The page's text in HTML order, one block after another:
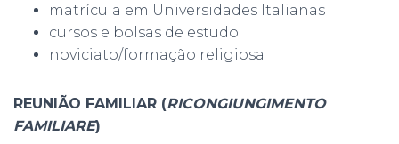
matrícula em Universidades Italianas
cursos e bolsas de estudo
noviciato/formação religiosa
REUNIÃO FAMILIAR (RICONGIUNGIMENTO
FAMILIARE)